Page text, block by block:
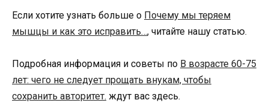
Если хотите узнать больше о Почему мы теряем
мышцы и как это исправить…, читайте нашу статью.
Подробная информация и советы по В возрасте 60-75
лет: чего не следует прощать внукам, чтобы
сохранить авторитет. ждут вас здесь.